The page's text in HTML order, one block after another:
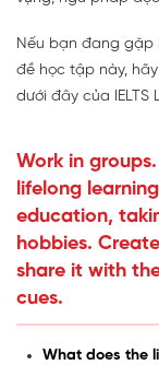
Nếu bạn đang gặp
đề học tập này,
dưới đây của IELTS
Work in
lifelong
education,
hobbies.
share it with
cues.
What does the